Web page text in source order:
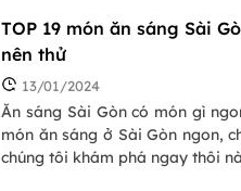
TOP 19 món ăn sáng Sài
nên thử
13/01/2024
Ăn sáng Sài Gòn có món gì
món ăn sáng ở Sài Gòn ngon,
chúng tôi khám phá ngay thôi